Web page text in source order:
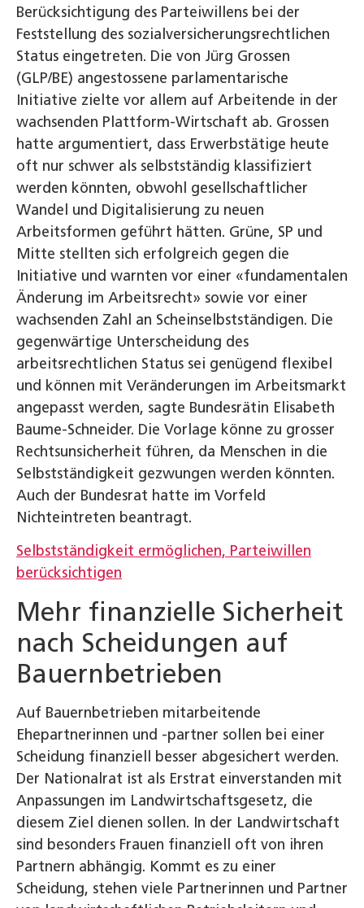
Berücksichtigung des Parteiwillens bei der
Feststellung des sozialversicherungsrechtlichen
Status eingetreten. Die von Jürg Grossen
(GLP/BE) angestossene parlamentarische
Initiative zielte vor allem auf Arbeitende in der
wachsenden Plattform-Wirtschaft ab. Grossen
hatte argumentiert, dass Erwerbstätige heute
oft nur schwer als selbstständig klassifiziert
werden könnten, obwohl gesellschaftlicher
Wandel und Digitalisierung zu neuen
Arbeitsformen geführt hätten. Grüne, SP und
Mitte stellten sich erfolgreich gegen die
Initiative und warnten vor einer «fundamentalen
Änderung im Arbeitsrecht» sowie vor einer
wachsenden Zahl an Scheinselbstständigen. Die
gegenwärtige Unterscheidung des
arbeitsrechtlichen Status sei genügend flexibel
und können mit Veränderungen im Arbeitsmarkt
angepasst werden, sagte Bundesrätin Elisabeth
Baume-Schneider. Die Vorlage könne zu grosser
Rechtsunsicherheit führen, da Menschen in die
Selbstständigkeit gezwungen werden könnten.
Auch der Bundesrat hatte im Vorfeld
Nichteintreten beantragt.
Selbstständigkeit ermöglichen, Parteiwillen
berücksichtigen
Mehr finanzielle Sicherheit
nach Scheidungen auf
Bauernbetrieben
Auf Bauernbetrieben mitarbeitende
Ehepartnerinnen und -partner sollen bei einer
Scheidung finanziell besser abgesichert werden.
Der Nationalrat ist als Erstrat einverstanden mit
Anpassungen im Landwirtschaftsgesetz, die
diesem Ziel dienen sollen. In der Landwirtschaft
sind besonders Frauen finanziell oft von ihren
Partnern abhängig. Kommt es zu einer
Scheidung, stehen viele Partnerinnen und Partner